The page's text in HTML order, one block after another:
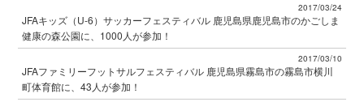
2017/03/24
JFAキッズ（U-6）サッカーフェスティバル 鹿児島県鹿児島市のかごしま
健康の森公園に、1000人が参加！
2017/03/10
JFAファミリーフットサルフェスティバル 鹿児島県霧島市の霧島市横川
町体育館に、43人が参加！